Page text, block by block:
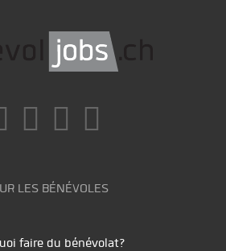
LES BÉNÉVOLES
faire du bénévolat?